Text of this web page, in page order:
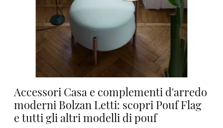
Accessori Casa e complementi d'arredo
moderni Bolzan Letti: scopri Pouf Flag
e tutti gli altri modelli di pouf